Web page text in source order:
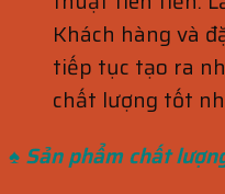
Khách hàng và
tiếp tục tạo ra
chất lượng tốt
♠ Sản phẩm chất